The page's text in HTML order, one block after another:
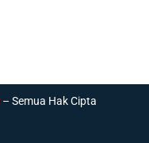
– Semua Hak Cipta